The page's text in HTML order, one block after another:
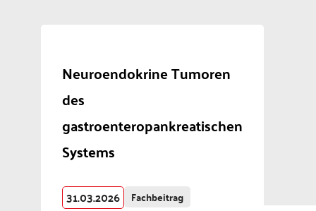
Neuroendokrine Tumoren
des
gastroenteropankreatischen
Systems
31.03.2026 Fachbeitrag